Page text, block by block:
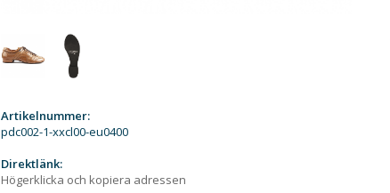
Artikelnummer:
pdc002-1-xxcl00-eu0400
Direktlänk:
Högerklicka och kopiera adressen